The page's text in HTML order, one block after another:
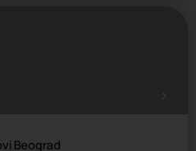
Beograd